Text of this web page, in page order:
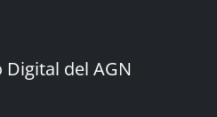
del AGN